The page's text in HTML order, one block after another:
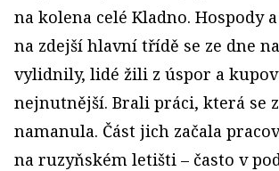
na kolena celé Kladno. Hospody
na zdejší hlavní třídě se ze dne
vylidnily, lidé žili z úspor a
nejnutnější. Brali práci, která se
namanula. Část jich začala
na ruzyňském letišti – často v